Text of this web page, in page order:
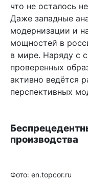
что не осталось
Даже западные
модернизации и
мощностей в
в мире. Наряду с
проверенных
активно ведётся
перспективных
производства
Фото: en.topcor.ru